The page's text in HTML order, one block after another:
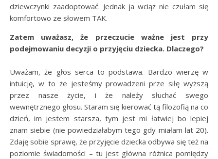
dziewczynki zaadoptować. Jednak ja wciąż nie czułam się
komfortowo ze słowem TAK.
Zatem uważasz, że przeczucie ważne jest przy
podejmowaniu decyzji o przyjęciu dziecka. Dlaczego?
Uważam, że głos serca to podstawa. Bardzo wierzę w
intuicję, w to że jesteśmy prowadzeni prze siłę wyższą
przez nasze życie, i że należy słuchać swego
wewnętrznego głosu. Staram się kierować tą filozofią na co
dzień, im jestem starsza, tym jest mi łatwiej bo lepiej
znam siebie (nie powiedziałabym tego gdy miałam lat 20).
Zdaję sobie sprawę, że przyjęcie dziecka odbywa się też na
poziomie świadomości – tu jest główna różnica pomiędzy